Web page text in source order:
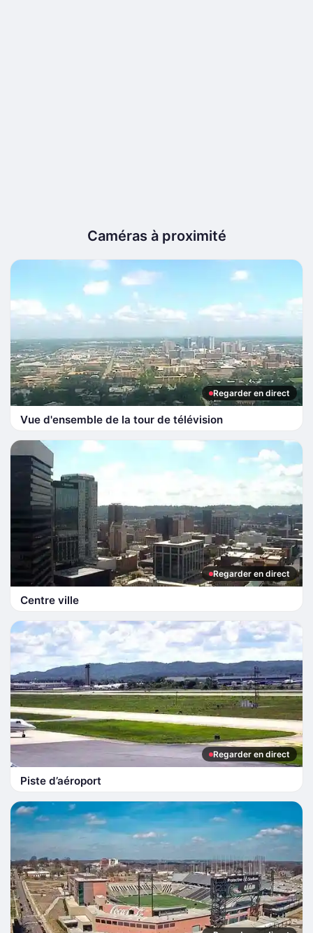
Caméras à proximité
Regarder en direct
Vue d'ensemble de la tour de télévision
Regarder en direct
Centre ville
Regarder en direct
Piste d’aéroport